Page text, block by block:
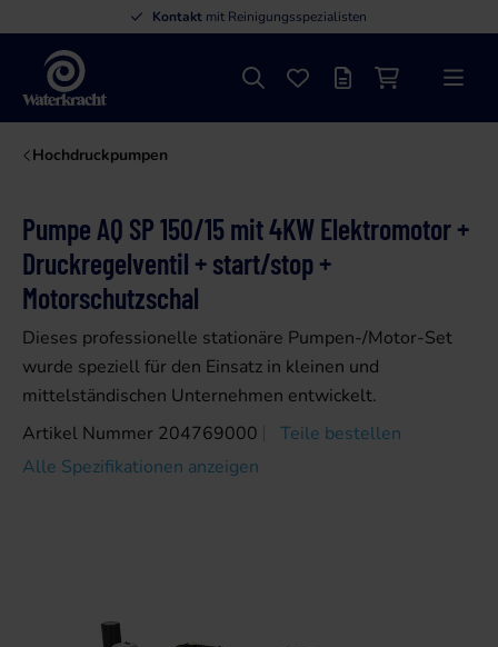
Kontakt mit Reinigungsspezialisten
Waterkracht
SucheFavoritenAngebotslisteMenü
Hochdruckpumpen
Pumpe AQ SP 150/15 mit 4KW Elektromotor +
Druckregelventil + start/stop +
Motorschutzschal
Dieses professionelle stationäre Pumpen-/Motor-Set
wurde speziell für den Einsatz in kleinen und
mittelständischen Unternehmen entwickelt.
Artikel Nummer 204769000
Teile bestellen
Alle Spezifikationen anzeigen